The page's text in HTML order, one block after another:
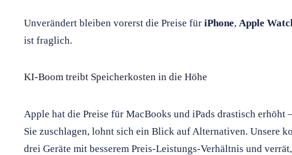
Unverändert bleiben vorerst die Preise für iPhone, Apple
ist fraglich.
KI-Boom treibt Speicherkosten in die Höhe
Apple hat die Preise für MacBooks und iPads drastisch erhöht
Sie zuschlagen, lohnt sich ein Blick auf Alternativen. Unsere
drei Geräte mit besserem Preis-Leistungs-Verhältnis und